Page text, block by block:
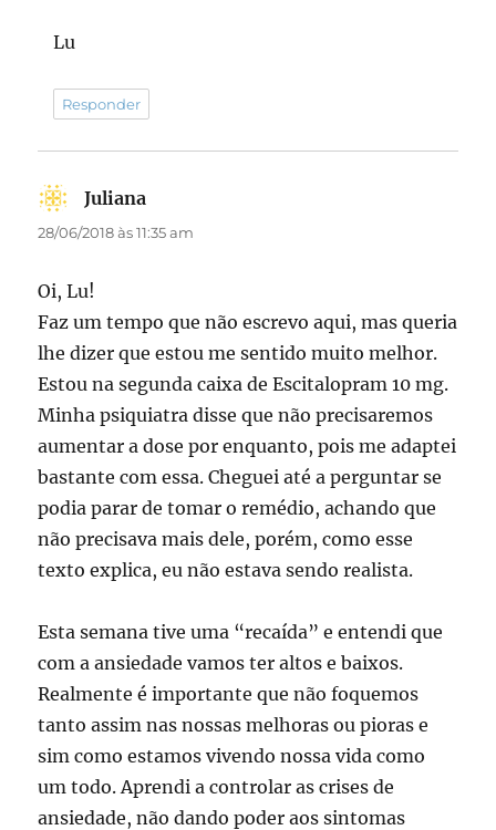
Lu
Responder
Juliana
28/06/2018 às 11:35 am
Oi, Lu!
Faz um tempo que não escrevo aqui, mas queria
lhe dizer que estou me sentido muito melhor.
Estou na segunda caixa de Escitalopram 10 mg.
Minha psiquiatra disse que não precisaremos
aumentar a dose por enquanto, pois me adaptei
bastante com essa. Cheguei até a perguntar se
podia parar de tomar o remédio, achando que
não precisava mais dele, porém, como esse
texto explica, eu não estava sendo realista.
Esta semana tive uma “recaída” e entendi que
com a ansiedade vamos ter altos e baixos.
Realmente é importante que não foquemos
tanto assim nas nossas melhoras ou pioras e
sim como estamos vivendo nossa vida como
um todo. Aprendi a controlar as crises de
ansiedade, não dando poder aos sintomas